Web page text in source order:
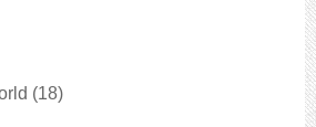
(18)